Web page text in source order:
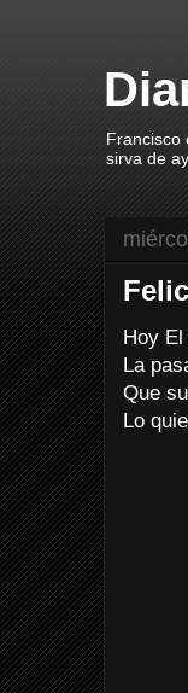
Francisco
sirva de
Hoy
La
Que
Lo